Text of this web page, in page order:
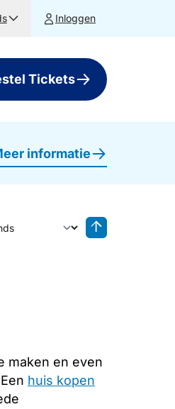
Inloggen
Tickets
informatie
maken en even
huis kopen